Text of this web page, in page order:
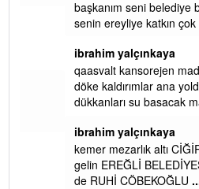
başkanım seni belediye
senin ereyliye katkın çok oldu
ibrahim yalçınkaya
qaasvalt kansorejen madde
döke kaldırımlar ana yoldan
dükkanları su basacak ma...
ibrahim yalçınkaya
kemer mezarlık altı CİĞİRLİK
gelin EREĞLİ BELEDİYESİ o
de RUHİ CÖBEKOĞLU...